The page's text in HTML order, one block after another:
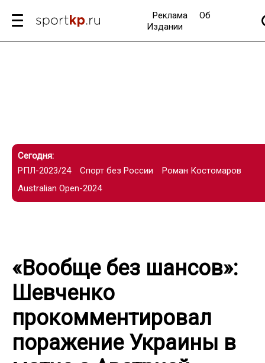
Реклама
Об
Издании
Сегодня:
РПЛ-2023/24
Спорт без России
Роман Костомаров
Australian Open-2024
«Вообще без шансов»:
Шевченко
прокомментировал
поражение Украины в